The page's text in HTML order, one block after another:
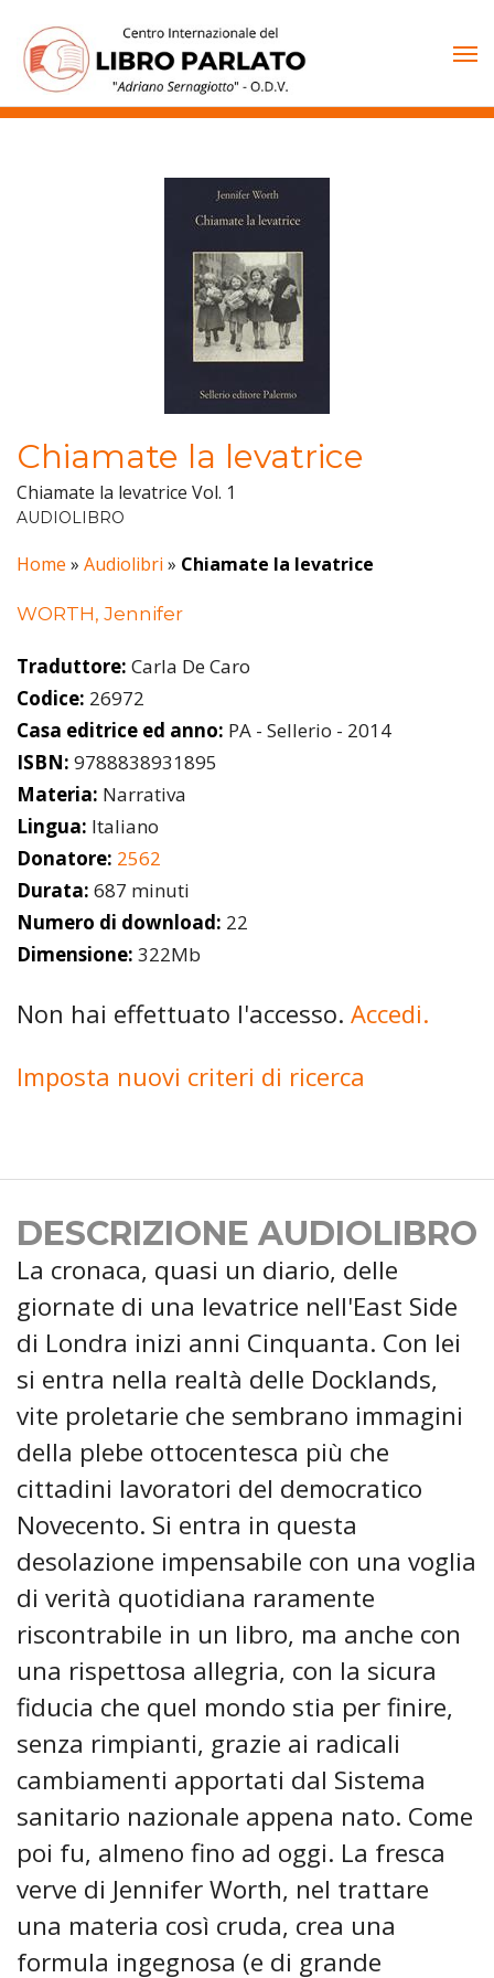
contenuto
Chiamate la levatrice
Chiamate la levatrice Vol. 1
AUDIOLIBRO
Home » Audiolibri » Chiamate la levatrice
WORTH, Jennifer
Traduttore: Carla De Caro
Codice: 26972
Casa editrice ed anno: PA - Sellerio - 2014
ISBN: 9788838931895
Materia: Narrativa
Lingua: Italiano
Donatore: 2562
Durata: 687 minuti
Numero di download: 22
Dimensione: 322Mb
Non hai effettuato l'accesso. Accedi.
Imposta nuovi criteri di ricerca
DESCRIZIONE AUDIOLIBRO
La cronaca, quasi un diario, delle
giornate di una levatrice nell'East Side
di Londra inizi anni Cinquanta. Con lei
si entra nella realtà delle Docklands,
vite proletarie che sembrano immagini
della plebe ottocentesca più che
cittadini lavoratori del democratico
Novecento. Si entra in questa
desolazione impensabile con una voglia
di verità quotidiana raramente
riscontrabile in un libro, ma anche con
una rispettosa allegria, con la sicura
fiducia che quel mondo stia per finire,
senza rimpianti, grazie ai radicali
cambiamenti apportati dal Sistema
sanitario nazionale appena nato. Come
poi fu, almeno fino ad oggi. La fresca
verve di Jennifer Worth, nel trattare
una materia così cruda, crea una
formula ingegnosa (e di grande